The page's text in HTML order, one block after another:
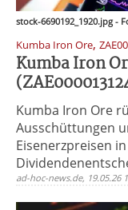
stock-6690192_1920.jpg -
Kumba Iron Ore,
Kumba Iron
Kumba Iron Ore
Ausschüttungen
Eisenerzpreisen
ad-hoc-news.de, 19.05.26